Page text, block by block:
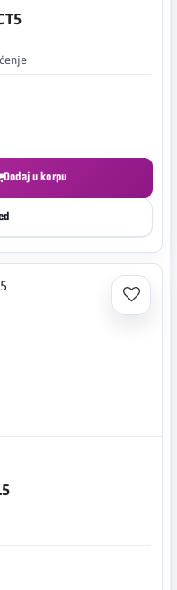
Dodaj u korpu